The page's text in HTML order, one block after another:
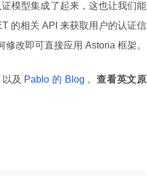
模型集成了起来，这也让我们能
的相关 API 来获取用户的认证信
改即可直接应用 Astoria 框架。
以及 Pablo 的 Blog 。 查看英文原